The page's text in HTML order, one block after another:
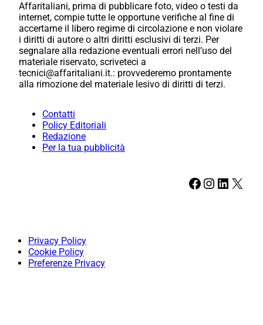
Affaritaliani, prima di pubblicare foto, video o testi da
internet, compie tutte le opportune verifiche al fine di
accertarne il libero regime di circolazione e non violare
i diritti di autore o altri diritti esclusivi di terzi. Per
segnalare alla redazione eventuali errori nell’uso del
materiale riservato, scriveteci a
tecnici@affaritaliani.it.: provvederemo prontamente
alla rimozione del materiale lesivo di diritti di terzi.
Contatti
Policy Editoriali
Redazione
Per la tua pubblicità
Facebook Instagram LinkedIn X
Privacy Policy
Cookie Policy
Preferenze Privacy